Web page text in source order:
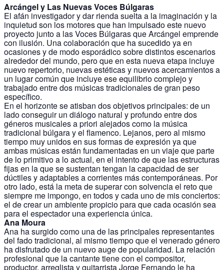
Arcángel y Las Nuevas Voces Búlgaras
El afán investigador y dar rienda suelta a la imaginación y la
inquietud son los motores que han impulsado este nuevo
proyecto junto a las Voces Búlgaras que Arcángel emprende
con ilusión. Una colaboración que ha sucedido ya en
ocasiones y de modo esporádico sobre distintos escenarios
alrededor del mundo, pero que en esta nueva etapa incluye
nuevo repertorio, nuevas estéticas y nuevos acercamientos a
un lugar común que incluye ese equilibrio complejo y
trabajado entre dos músicas tradicionales de gran peso
específico.
En el horizonte se atisban dos objetivos principales: de un
lado conseguir un diálogo natural y profundo entre dos
géneros musicales a priori alejados como la música
tradicional búlgara y el flamenco. Lejanos, pero al mismo
tiempo muy unidos en sus formas de expresión ya que
ambas músicas están fundamentadas en un viaje que parte
de lo primitivo a lo actual, en el intento de que las estructuras
fijas en la que se sustentan tengan la capacidad de ser
dúctiles y adaptables a corrientes más contemporáneas. Por
otro lado, está la meta de superar con solvencia el reto que
siempre me impongo, en todos y cada uno de mis conciertos:
el de crear un ambiente propicio para que cada ocasión sea
para el espectador una experiencia única.
Ana Moura
Ana ha surgido como una de las principales representantes
del fado tradicional, al mismo tiempo que el venerado género
ha disfrutado de un nuevo auge de popularidad. La relación
profesional que la cantante tiene con el compositor,
productor, arreglista y guitarrista Jorge Fernando le ha